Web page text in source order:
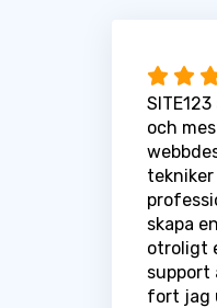
och
skapa
otroligt
support
fort jag